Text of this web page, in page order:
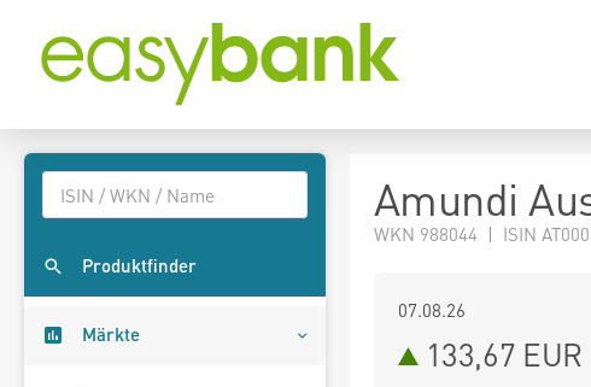
Produktfinder
Märkte
Amundi
WKN 988044 | ISIN
07.08.26
133,67 EUR